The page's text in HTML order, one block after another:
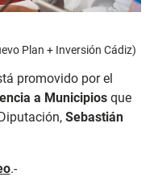
Plan + Inversión Cádiz)
promovido por el
a Municipiosque
Sebastián
.-